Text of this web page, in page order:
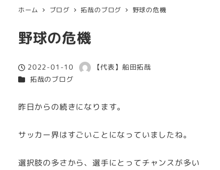
ホーム ブログ 拓哉のブログ 野球の危機
野球の危機
投稿日
2022-01-10
著
【代表】船田拓哉
カテゴリー
拓哉のブログ
昨日からの続きになります。
サッカー界はすごいことになっていましたね。
選択肢の多さから、選手にとってチャンスが多い